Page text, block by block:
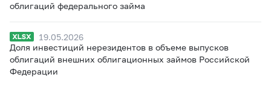
облигаций федерального займа
19.05.2026
Доля инвестиций нерезидентов в объеме выпусков
облигаций внешних облигационных займов Российской
Федерации